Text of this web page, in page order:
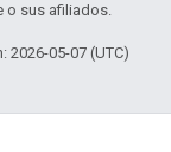
o sus afiliados.
2026-05-07 (UTC)